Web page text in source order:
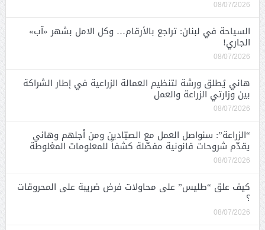
08/07/2026
السياحة في لبنان: تراجع بالأرقام… وكل الامل بشهر «آب»
الجاري!
08/07/2026
هاني يُطلق ورشة لتنظيم العمالة الزراعية في إطار الشراكة
بين وزارتي الزراعة والعمل
08/07/2026
“الزراعة”: سنواصل العمل مع الصيّادين ومن أجلهم وهاني
يقدّم شروحات قانونية مفصّلة كشفاً للمعلومات المغلوطة
08/07/2026
كيف علق “طليس” على محاولات فرض ضريبة على المحروقات
؟
08/07/2026